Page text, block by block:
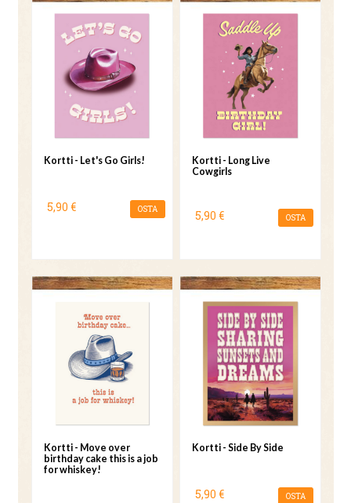
Kortti - Let's Go Girls!
5,90 € OSTA
Kortti - Long Live
Cowgirls
5,90 € OSTA
Kortti - Move over
birthday cake this is a job
for whiskey!
Kortti - Side By Side
5,90 € OSTA